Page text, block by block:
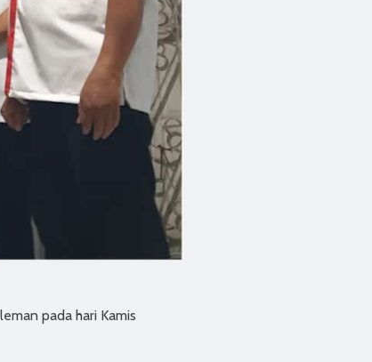
pada hari Kamis